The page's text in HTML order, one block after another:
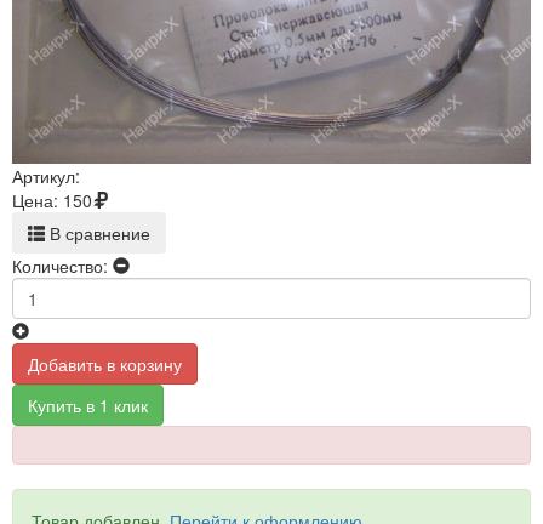
Артикул:
Цена: 150
В сравнение
Количество:
Добавить в корзину
Купить в 1 клик